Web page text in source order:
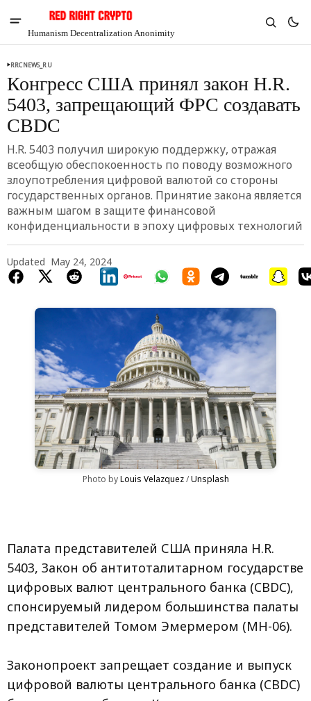
Humanism Decentralization Anonimity
Chia
$1.35
-2.74%
RRCNEWS_RU
Конгресс США принял закон H.R.
5403, запрещающий ФРС создавать
CBDC
H.R. 5403 получил широкую поддержку, отражая
всеобщую обеспокоенность по поводу возможного
злоупотребления цифровой валютой со стороны
государственных органов. Принятие закона является
важным шагом в защите финансовой
конфиденциальности в эпоху цифровых технологий
Updated May 24, 2024
Photo by Louis Velazquez / Unsplash
Палата представителей США приняла H.R.
5403, Закон об антитоталитарном государстве
цифровых валют центрального банка (CBDC),
спонсируемый лидером большинства палаты
представителей Томом Эмермером (МН-06).
Законопроект запрещает создание и выпуск
цифровой валюты центрального банка (CBDC)